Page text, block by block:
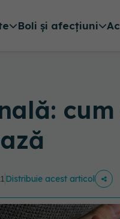
Boli și afecțiuni
Distribuie acest articol